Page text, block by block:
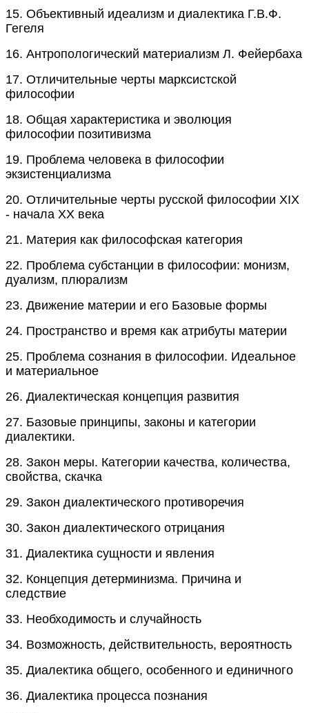
15. Объективный идеализм и диалектика Г.В.Ф.
Гегеля
16. Антропологический материализм Л. Фейербаха
17. Отличительные черты марксистской
философии
18. Общая характеристика и эволюция
философии позитивизма
19. Проблема человека в философии
экзистенциализма
20. Отличительные черты русской философии XIX
- начала XX века
21. Материя как философская категория
22. Проблема субстанции в философии: монизм,
дуализм, плюрализм
23. Движение материи и его Базовые формы
24. Пространство и время как атрибуты материи
25. Проблема сознания в философии. Идеальное
и материальное
26. Диалектическая концепция развития
27. Базовые принципы, законы и категории
диалектики.
28. Закон меры. Категории качества, количества,
свойства, скачка
29. Закон диалектического противоречия
30. Закон диалектического отрицания
31. Диалектика сущности и явления
32. Концепция детерминизма. Причина и
следствие
33. Необходимость и случайность
34. Возможность, действительность, вероятность
35. Диалектика общего, особенного и единичного
36. Диалектика процесса познания